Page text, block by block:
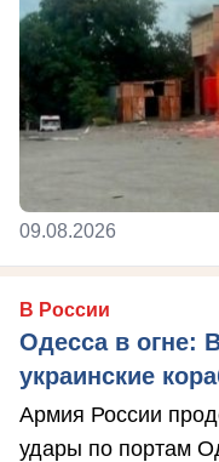
09.08.2026
В России
Одесса в огне:
украинские
Армия России
удары по портам